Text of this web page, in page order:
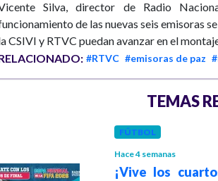
Silva, director de Radio
de las nuevas seis emisoras
CSIVI y RTVC puedan avanzar en el
#RTVC #emisoras de paz
TEMAS
FÚTBOL
Hace 4 semanas
¡Vive los